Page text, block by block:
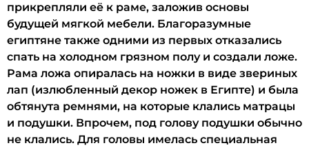
прикрепляли её к раме, заложив основы
будущей мягкой мебели. Благоразумные
египтяне также одними из первых отказались
спать на холодном грязном полу и создали ложе.
Рама ложа опиралась на ножки в виде звериных
лап (излюбленный декор ножек в Египте) и была
обтянута ремнями, на которые клались матрацы
и подушки. Впрочем, под голову подушки обычно
не клались. Для головы имелась специальная